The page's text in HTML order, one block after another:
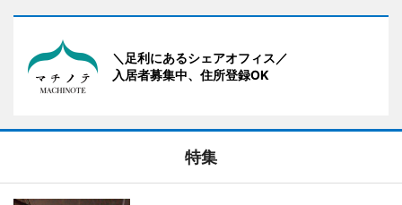
＼足利にあるシェアオフィス／
入居者募集中、住所登録OK
特集